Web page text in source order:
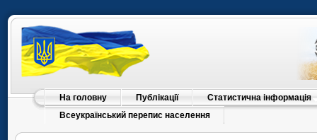
На головну Публікації
Статистична інформація
Всеукраїнський перепис населення